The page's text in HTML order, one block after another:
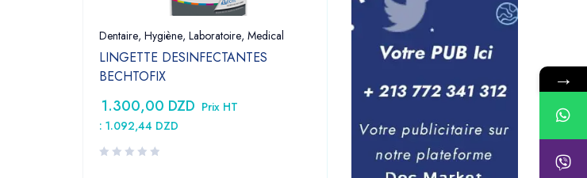
Dentaire, Hygiène, Laboratoire, Medical
LINGETTE DESINFECTANTES
BECHTOFIX
1.300,00 DZD Prix HT
: 1.092,44 DZD
Dentaire ,Laboratoire
LAME BISTOURI BOITE DE 100
1.755,00DZD
→